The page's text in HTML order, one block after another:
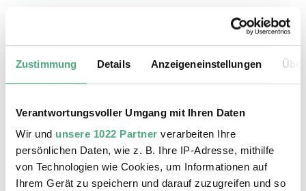
Zustimmung Details Anzeigeneinstellungen
Verantwortungsvoller Umgang mit Ihren Daten
Wir und unsere 1022 Partner verarbeiten Ihre
persönlichen Daten, wie z. B. Ihre IP-Adresse, mithilfe
von Technologien wie Cookies, um Informationen auf
Ihrem Gerät zu speichern und darauf zuzugreifen und so